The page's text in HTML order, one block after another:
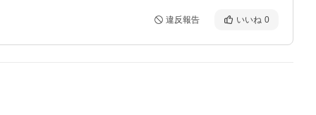
違反報告 いいね 0